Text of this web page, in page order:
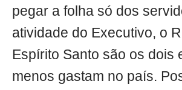
pegar a folha só dos
atividade do Executivo, o
Espírito Santo são os dois
menos gastam no país.